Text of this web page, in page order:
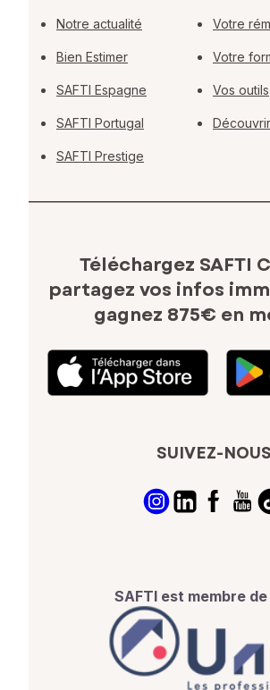
Notre actualité
Bien Estimer
SAFTI Espagne
SAFTI Portugal
SAFTI Prestige
Votre
Votre
Vos outils
Téléchargez SAFTI
partagez vos infos
gagnez 875€ en
SUIVEZ-NOUS
SAFTI est membre de